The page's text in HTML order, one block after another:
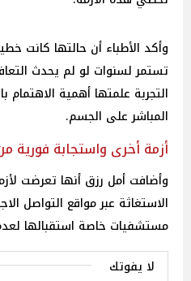
وأكد الأطباء أن حالتها كانت
تستمر لسنوات لو لم يحدث
التجربة علمتها أهمية الاهتمام
المباشر على الجسم.
أزمة أخرى واستجابة فورية
وأضافت أمل رزق أنها تعرضت
الاستغاثة عبر مواقع التواصل
مستشفيات خاصة استقبالها
لا يفوتك